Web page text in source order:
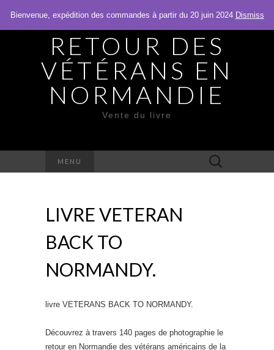
RETOUR DES
VÉTÉRANS EN
NORMANDIE
Vente du livre
MENU Rechercher :
LIVRE VETERAN
BACK TO
NORMANDY.
livre VETERANS BACK TO NORMANDY.
Découvrez à travers 140 pages de photographie le
retour en Normandie des vétérans américains de la
Bienvenue, expédition des commandes à partir du 20 juin 2024 Dismiss